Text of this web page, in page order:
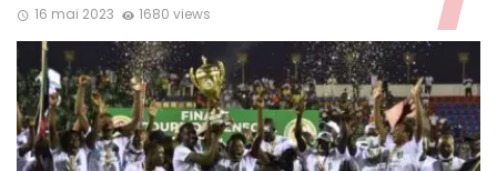
16 mai 2023 1680 views